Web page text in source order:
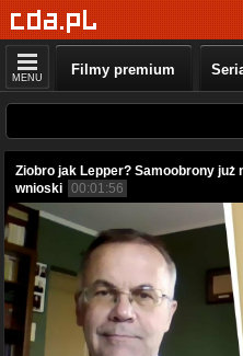
MENU Filmy premium
Ziobro jak Lepper? Samoobrony już
wnioski 00:01:56